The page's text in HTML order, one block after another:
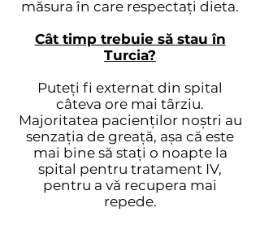
măsura în care respectați dieta.
Cât timp trebuie să stau în
Turcia?
Puteți fi externat din spital
câteva ore mai târziu.
Majoritatea pacienților noștri au
senzația de greață, așa că este
mai bine să stați o noapte la
spital pentru tratament IV,
pentru a vă recupera mai
repede.